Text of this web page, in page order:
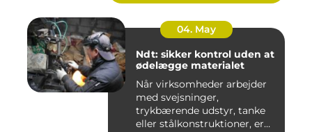
04. May
Ndt: sikker kontrol uden at
ødelægge materialet
Når virksomheder arbejder
med svejsninger,
trykbærende udstyr, tanke
eller stålkonstruktioner, er